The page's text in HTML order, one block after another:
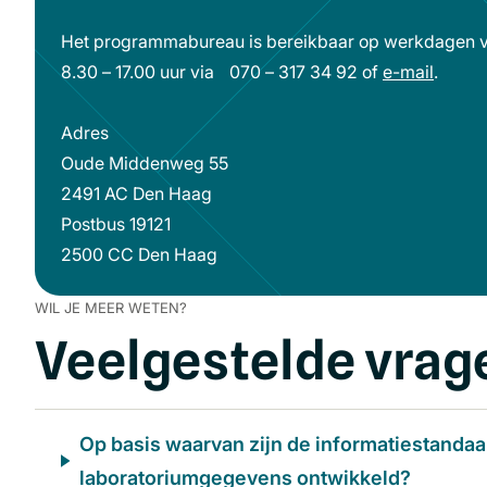
Het programmabureau is bereikbaar op werkdagen
8.30 – 17.00 uur via 070 – 317 34 92 of e-mail(opent
.
Adres
Oude Middenweg 55
2491 AC Den Haag
Postbus 19121
2500 CC Den Haag
WIL JE MEER WETEN?
Veelgestelde
Op basis waarvan zijn de
laboratoriumgegevens ontwikkeld?